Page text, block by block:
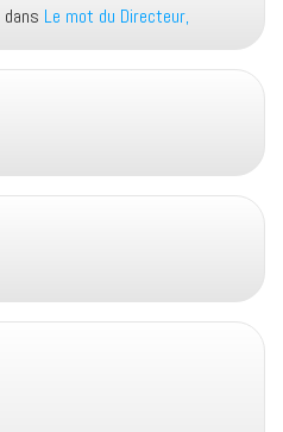
dans Le mot du Directeur,